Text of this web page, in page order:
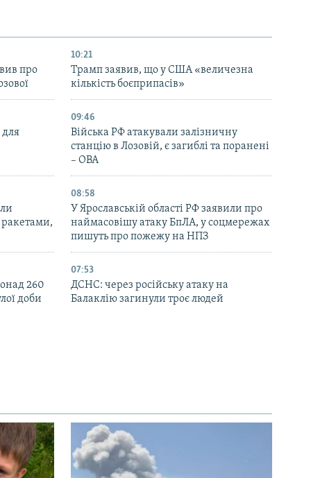
про
10:21
Трамп заявив, що у США «величезна
кількість боєприпасів»
для
09:46
Війська РФ атакували залізничну
станцію в Лозовій, є загиблі та поранені
– ОВА
08:58
У Ярославській області РФ заявили про
наймасовішу атаку БпЛА, у соцмережах
пишуть про пожежу на НПЗ
260
доби
07:53
ДСНС: через російську атаку на
Балаклію загинули троє людей